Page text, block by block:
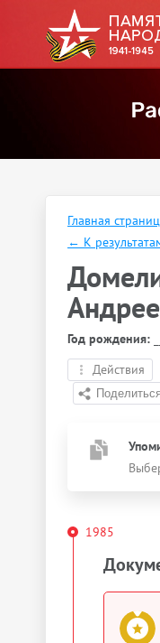
Главная
← К
Год рождения:
Действия
1985